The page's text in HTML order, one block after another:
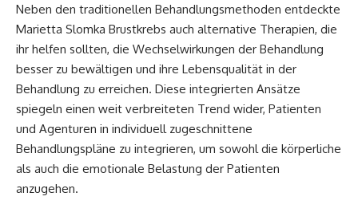
Neben den traditionellen Behandlungsmethoden entdeckte
Marietta Slomka Brustkrebs auch alternative Therapien, die
ihr helfen sollten, die Wechselwirkungen der Behandlung
besser zu bewältigen und ihre Lebensqualität in der
Behandlung zu erreichen. Diese integrierten Ansätze
spiegeln einen weit verbreiteten Trend wider, Patienten
und Agenturen in individuell zugeschnittene
Behandlungspläne zu integrieren, um sowohl die körperliche
als auch die emotionale Belastung der Patienten
anzugehen.